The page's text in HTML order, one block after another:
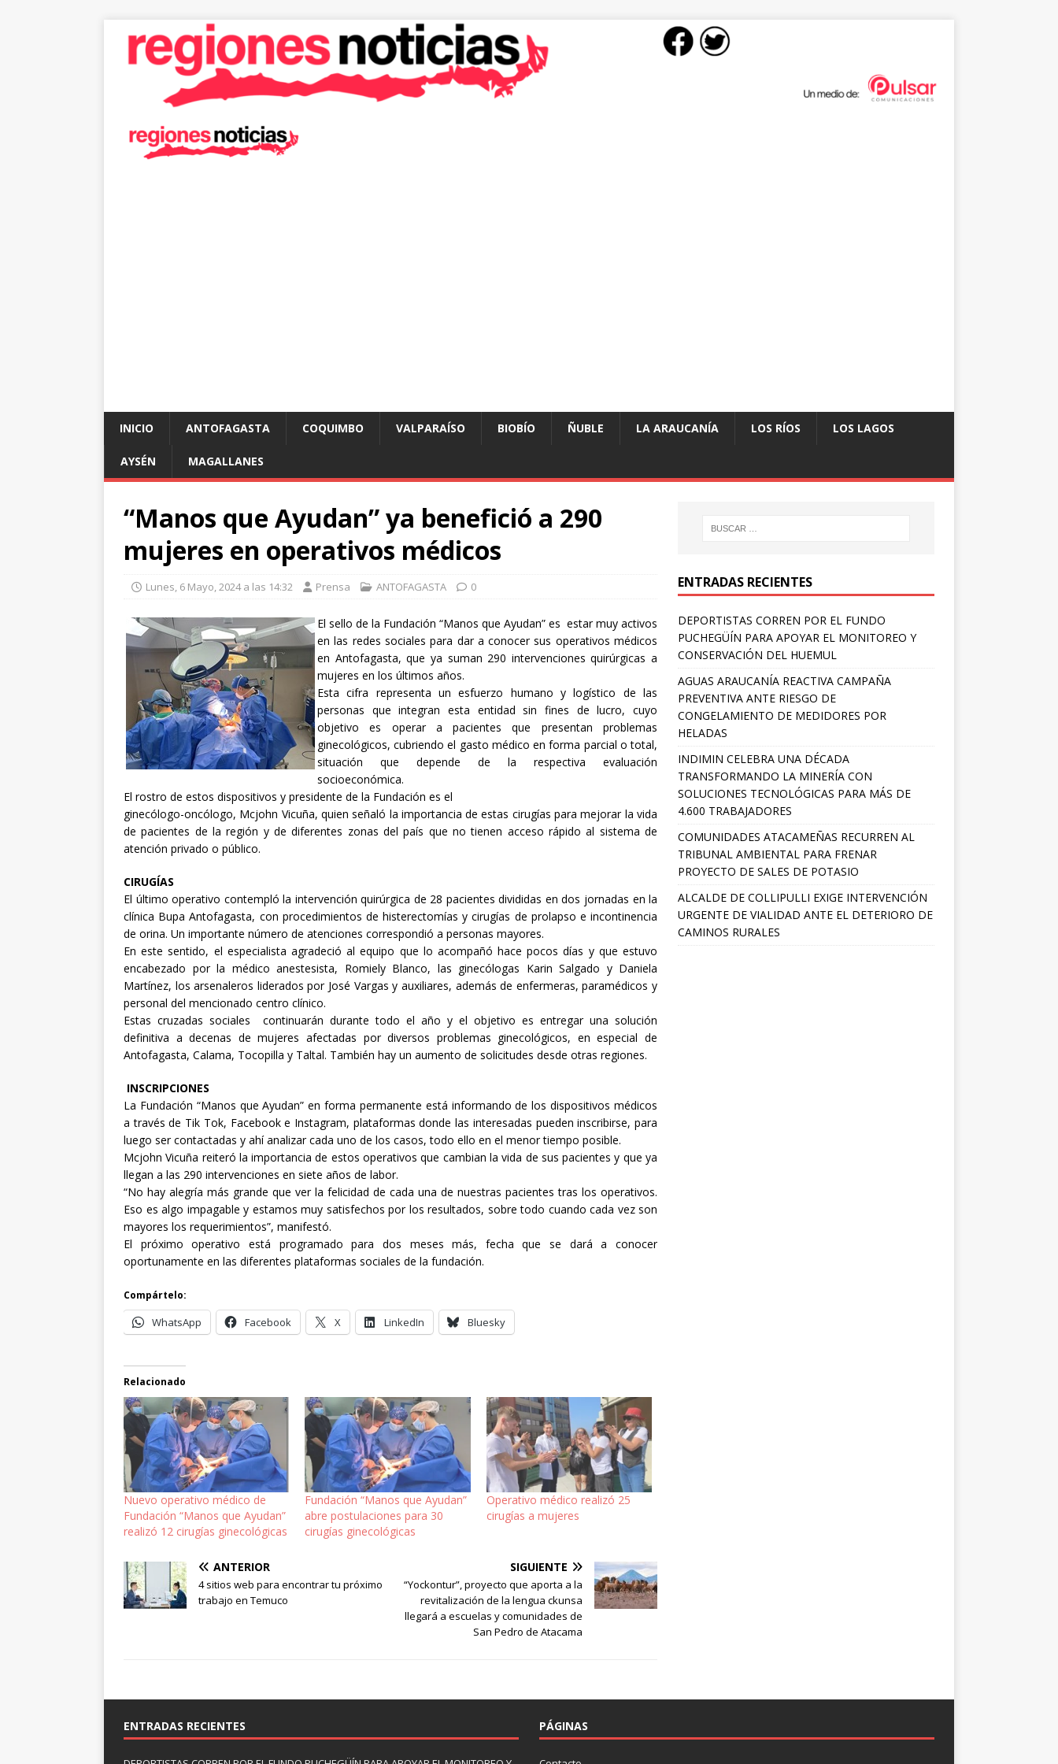
INICIO ANTOFAGASTA COQUIMBO VALPARAÍSO BIOBÍO ÑUBLE LA ARAUCANÍA LOS RÍOS LOS LAGOS
AYSÉN MAGALLANES
“Manos que Ayudan” ya benefició a 290
mujeres en operativos médicos
Lunes, 6 Mayo, 2024 a las 14:32 Prensa ANTOFAGASTA 0
El sello de la Fundación “Manos que Ayudan” es estar muy activos
en las redes sociales para dar a conocer sus operativos médicos
en Antofagasta, que ya suman 290 intervenciones quirúrgicas a
mujeres en los últimos años.
Esta cifra representa un esfuerzo humano y logístico de las
personas que integran esta entidad sin fines de lucro, cuyo
objetivo es operar a pacientes que presentan problemas
ginecológicos, cubriendo el gasto médico en forma parcial o total,
situación que depende de la respectiva evaluación
socioeconómica.
El rostro de estos dispositivos y presidente de la Fundación es el
ginecólogo-oncólogo, Mcjohn Vicuña, quien señaló la importancia de estas cirugías para mejorar la vida
de pacientes de la región y de diferentes zonas del país que no tienen acceso rápido al sistema de
atención privado o público.
CIRUGÍAS
El último operativo contempló la intervención quirúrgica de 28 pacientes divididas en dos jornadas en la
clínica Bupa Antofagasta, con procedimientos de histerectomías y cirugías de prolapso e incontinencia
de orina. Un importante número de atenciones correspondió a personas mayores.
En este sentido, el especialista agradeció al equipo que lo acompañó hace pocos días y que estuvo
encabezado por la médico anestesista, Romiely Blanco, las ginecólogas Karin Salgado y Daniela
Martínez, los arsenaleros liderados por José Vargas y auxiliares, además de enfermeras, paramédicos y
personal del mencionado centro clínico.
Estas cruzadas sociales continuarán durante todo el año y el objetivo es entregar una solución
definitiva a decenas de mujeres afectadas por diversos problemas ginecológicos, en especial de
Antofagasta, Calama, Tocopilla y Taltal. También hay un aumento de solicitudes desde otras regiones.
INSCRIPCIONES
La Fundación “Manos que Ayudan” en forma permanente está informando de los dispositivos médicos
a través de Tik Tok, Facebook e Instagram, plataformas donde las interesadas pueden inscribirse, para
luego ser contactadas y ahí analizar cada uno de los casos, todo ello en el menor tiempo posible.
Mcjohn Vicuña reiteró la importancia de estos operativos que cambian la vida de sus pacientes y que ya
llegan a las 290 intervenciones en siete años de labor.
“No hay alegría más grande que ver la felicidad de cada una de nuestras pacientes tras los operativos.
Eso es algo impagable y estamos muy satisfechos por los resultados, sobre todo cuando cada vez son
mayores los requerimientos”, manifestó.
El próximo operativo está programado para dos meses más, fecha que se dará a conocer
oportunamente en las diferentes plataformas sociales de la fundación.
Compártelo:
WhatsApp Facebook X LinkedIn Bluesky
Relacionado
Nuevo operativo médico de
Fundación “Manos que Ayudan”
realizó 12 cirugías ginecológicas
Fundación “Manos que Ayudan”
abre postulaciones para 30
cirugías ginecológicas
Operativo médico realizó 25
cirugías a mujeres
ANTERIOR
4 sitios web para encontrar tu próximo
trabajo en Temuco
SIGUIENTE
“Yockontur”, proyecto que aporta a la
revitalización de la lengua ckunsa
llegará a escuelas y comunidades de
San Pedro de Atacama
ENTRADAS RECIENTES
DEPORTISTAS CORREN POR EL FUNDO
PUCHEGÜÍN PARA APOYAR EL MONITOREO Y
CONSERVACIÓN DEL HUEMUL
AGUAS ARAUCANÍA REACTIVA CAMPAÑA
PREVENTIVA ANTE RIESGO DE
CONGELAMIENTO DE MEDIDORES POR
HELADAS
INDIMIN CELEBRA UNA DÉCADA
TRANSFORMANDO LA MINERÍA CON
SOLUCIONES TECNOLÓGICAS PARA MÁS DE
4.600 TRABAJADORES
COMUNIDADES ATACAMEÑAS RECURREN AL
TRIBUNAL AMBIENTAL PARA FRENAR
PROYECTO DE SALES DE POTASIO
ALCALDE DE COLLIPULLI EXIGE INTERVENCIÓN
URGENTE DE VIALIDAD ANTE EL DETERIORO DE
CAMINOS RURALES
ENTRADAS RECIENTES PÁGINAS